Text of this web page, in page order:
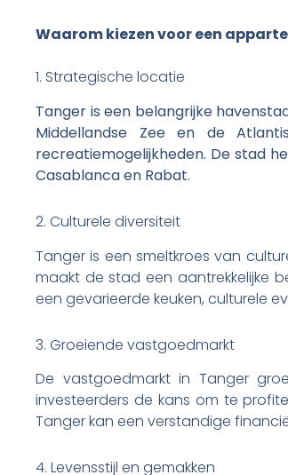
Waarom kiezen voor een
1. Strategische locatie
Tanger is een belangrijke
Middellandse Zee en de
recreatiemogelijkheden. De stad
Casablanca en Rabat.
2. Culturele diversiteit
Tanger is een smeltkroes van
maakt de stad een aantrekkelijke
een gevarieerde keuken, culturele
3. Groeiende vastgoedmarkt
De vastgoedmarkt in Tanger
investeerders de kans om te
Tanger kan een verstandige
4. Levensstijl en gemakken